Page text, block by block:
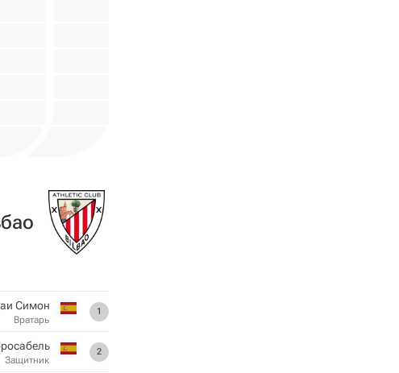
1
Симон
Вратарь
2
Защитник